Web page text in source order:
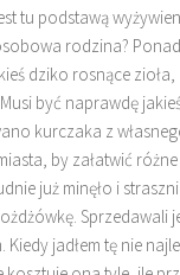
tu podstawą
rodzina?
dziko rosnące
być naprawdę
kurczaka z
by załatwić
już minęło i
Sprzedawali
jadłem tę nie